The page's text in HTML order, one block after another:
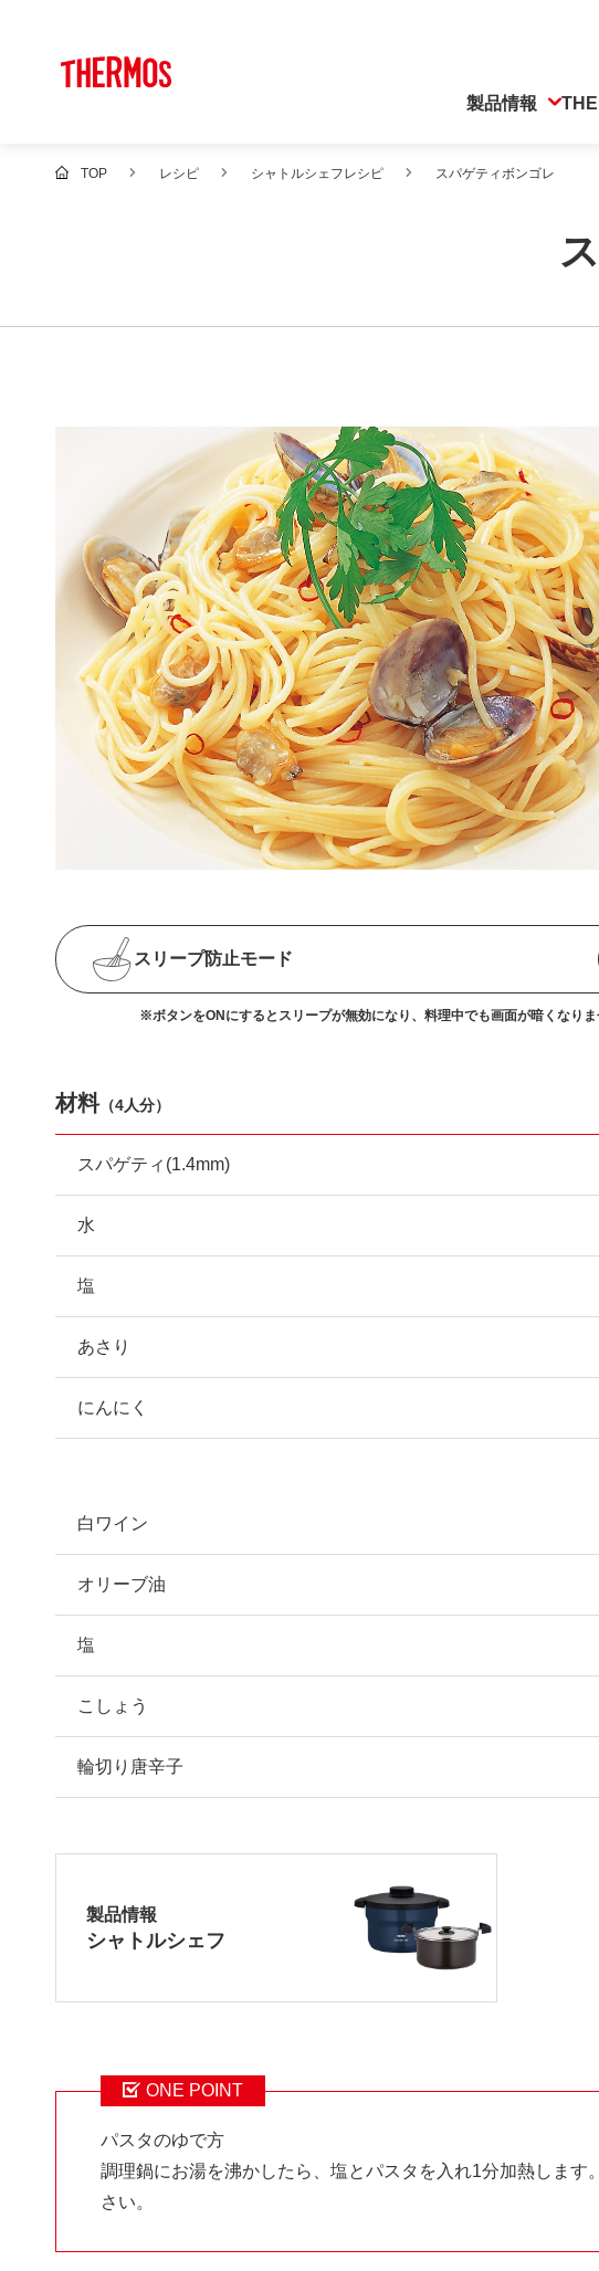
製品情報
TOP レシピ シャトルシェフレシピ スパゲティボンゴレ
スリープ防止モード
※ボタンをONにするとスリープが無効になり、 料理中でも画面が暗くなりま
材料（4人分）
スパゲティ(1.4mm)
水
塩
あさり
にんにく
白ワイン
オリーブ油
塩
こしょう
輪切り唐辛子
製品情報
シャトルシェフ
ONE POINT
パスタのゆで方
調理鍋にお湯を沸かしたら、塩とパスタを入れ1分加熱しま
さい。